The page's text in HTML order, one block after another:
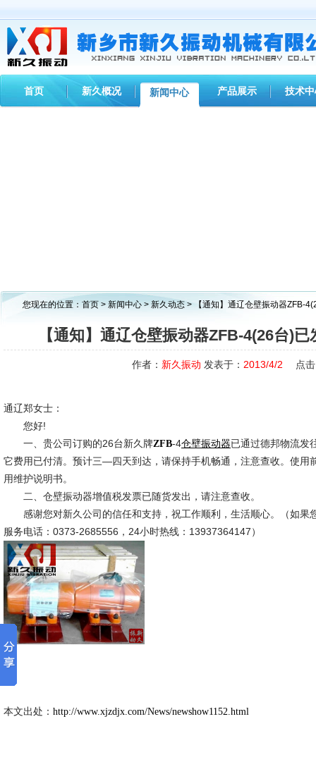
首页 新久概况 新闻中心 产品展示 技术
您现在的位置： 首页 > 新闻中心 > 新久动态 > 【通知】通辽仓壁振动器ZFB-
【通知】通辽仓壁振动器ZFB-4(26台)
作者： 新久振动 发表于： 2013/4/2 点击
通辽郑女士：
您好!
一、贵公司订购的26台新久牌ZFB-4仓壁振动器已通过德邦物流发
它费用已付清。预计三—四天到达，请保持手机畅通，注意查收。使用
用维护说明书。
二、仓壁振动器增值税发票已随货发出，请注意查收。
感谢您对新久公司的信任和支持，祝工作顺利，生活顺心。（如果
服务电话：0373-2685556，24小时热线：13937364147）
新久市
本文出处： http://www.xjzdjx.com/News/newshow1152.html